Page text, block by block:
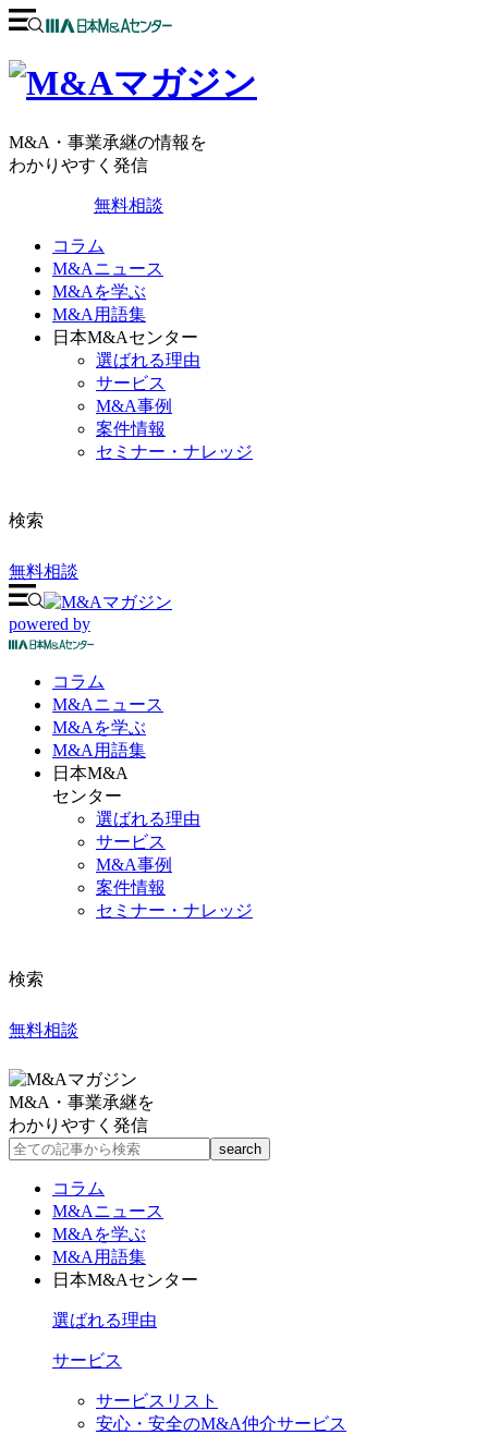
M&A・事業承継の情報を
わかりやすく発信
無料相談
コラム
M&Aニュース
M&Aを学ぶ
M&A用語集
日本M&Aセンター
選ばれる理由
サービス
M&A事例
案件情報
セミナー・ナレッジ
検索
無料相談
powered by
コラム
M&Aニュース
M&Aを学ぶ
M&A 用語集
日本M&A
センター
選ばれる理由
サービス
M&A事例
案件情報
セミナー・ナレッジ
検索
無料相談
M&A・事業承継を
わかりやすく発信
コラム
M&Aニュース
M&Aを学ぶ
M&A用語集
日本M&Aセンター
選ばれる理由
サービス
サービスリスト
安心・安全のM&A仲介サービス